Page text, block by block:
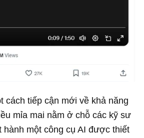
cách tiếp cận mới về khả năng
mỉa mai nằm ở chỗ các kỹ sư
hành một công cụ AI được thiết